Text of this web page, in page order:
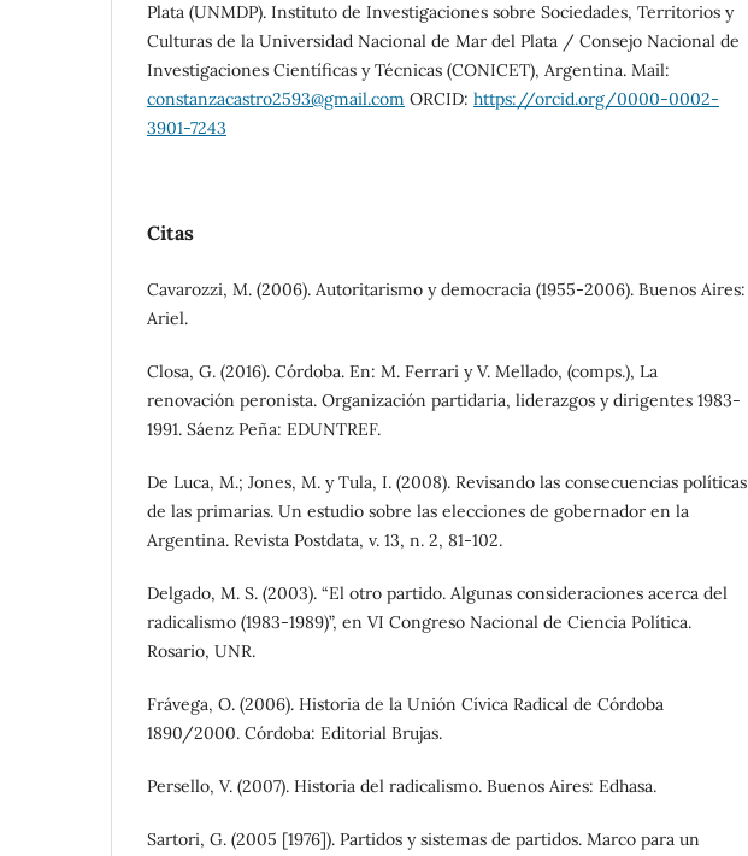
Plata (UNMDP). Instituto de Investigaciones sobre Sociedades, Territorios y
Culturas de la Universidad Nacional de Mar del Plata / Consejo Nacional de
Investigaciones Científicas y Técnicas (CONICET), Argentina. Mail:
constanzacastro2593@gmail.com ORCID: https://orcid.org/0000-0002-
3901-7243
Citas
Cavarozzi, M. (2006). Autoritarismo y democracia (1955-2006). Buenos Aires:
Ariel.
Closa, G. (2016). Córdoba. En: M. Ferrari y V. Mellado, (comps.), La
renovación peronista. Organización partidaria, liderazgos y dirigentes 1983-
1991. Sáenz Peña: EDUNTREF.
De Luca, M.; Jones, M. y Tula, I. (2008). Revisando las consecuencias políticas
de las primarias. Un estudio sobre las elecciones de gobernador en la
Argentina. Revista Postdata, v. 13, n. 2, 81-102.
Delgado, M. S. (2003). “El otro partido. Algunas consideraciones acerca del
radicalismo (1983-1989)”, en VI Congreso Nacional de Ciencia Política.
Rosario, UNR.
Frávega, O. (2006). Historia de la Unión Cívica Radical de Córdoba
1890/2000. Córdoba: Editorial Brujas.
Persello, V. (2007). Historia del radicalismo. Buenos Aires: Edhasa.
Sartori, G. (2005 [1976]). Partidos y sistemas de partidos. Marco para un